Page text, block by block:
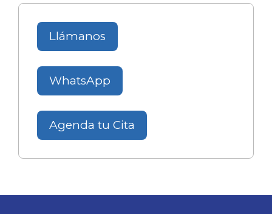
Llámanos
WhatsApp
Agenda tu Cita